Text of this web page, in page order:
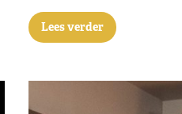
Lees verder